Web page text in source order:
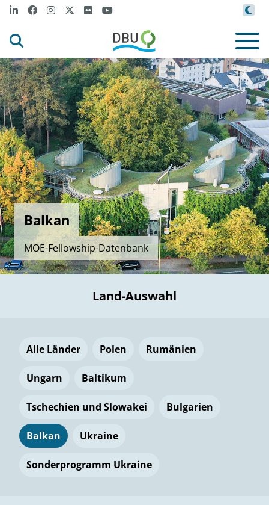
Balkan
MOE-Fellowship-Datenbank
Land-Auswahl
Alle Länder Polen Rumänien
Ungarn Baltikum
Tschechien und Slowakei Bulgarien
Balkan Ukraine
Sonderprogramm Ukraine